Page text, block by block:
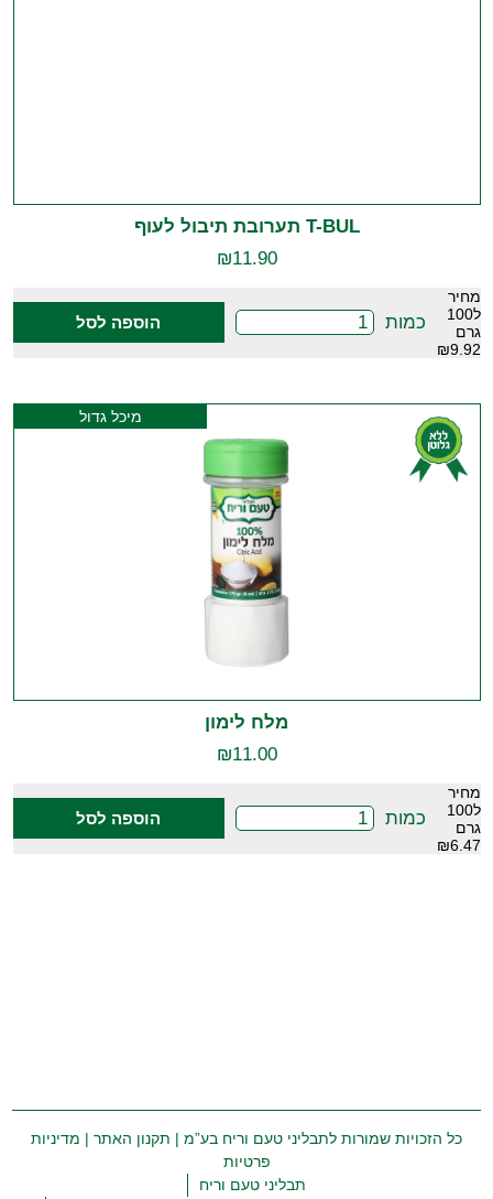
T-BUL תערובת תיבול לעוף
₪11.90
מחיר
ל100
גרם
₪9.92
כמות הוספה לסל
מיכל גדול
מלח לימון
₪11.00
מחיר
ל100
גרם
₪6.47
כמות הוספה לסל
כל הזכויות שמורות לתבליני טעם וריח בע”מ | תקנון האתר | מדיניות
פרטיות
תבליני טעם וריח